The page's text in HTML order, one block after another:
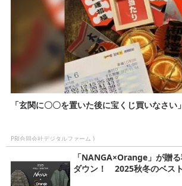
「玄関に〇〇を置いた後に宝くじ買いなさい
PR(合同会社デジタルファーム )
「NANGA×Orange」が贈
ダウン！ 2025秋冬のベス